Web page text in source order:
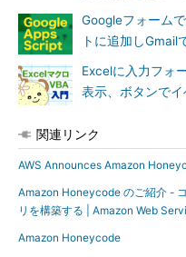
Googleフォーム
トに追加しGmail
Excelに入力フォ
表示、ボタンで
関連リンク
AWS Announces Amazon
Amazon Honeycode のご紹介 -
リを構築する | Amazon Web
Amazon Honeycode